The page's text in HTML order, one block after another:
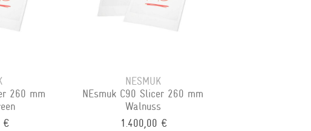
260 mm
€
NESMUK
NEsmuk C90 Slicer 260 mm
Walnuss
1.400,00 €